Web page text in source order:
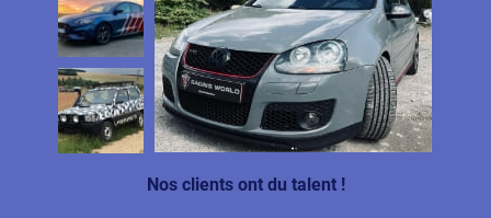
Fisker
Ford
Foton
Gac
Nos clients ont du talent !